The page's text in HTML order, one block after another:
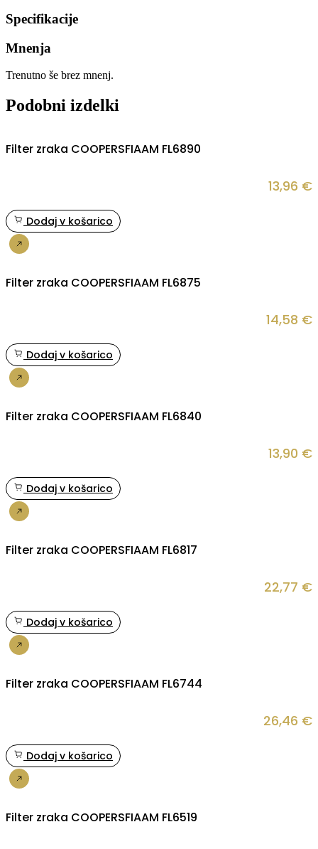
Specifikacije
Mnenja
Trenutno še brez mnenj.
Podobni izdelki
Filter zraka COOPERSFIAAM FL6890
13,96 €
Dodaj v košarico
Filter zraka COOPERSFIAAM FL6875
14,58 €
Dodaj v košarico
Filter zraka COOPERSFIAAM FL6840
13,90 €
Dodaj v košarico
Filter zraka COOPERSFIAAM FL6817
22,77 €
Dodaj v košarico
Filter zraka COOPERSFIAAM FL6744
26,46 €
Dodaj v košarico
Filter zraka COOPERSFIAAM FL6519